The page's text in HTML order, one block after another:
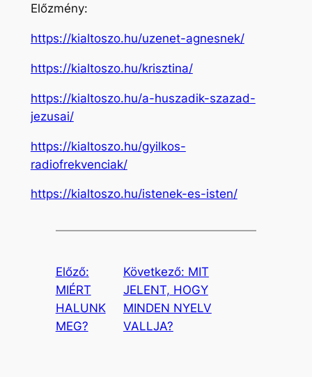
EMBED
Előzmény:
https://kialtoszo.hu/uzenet-agnesnek/
https://kialtoszo.hu/krisztina/
https://kialtoszo.hu/a-huszadik-szazad-
jezusai/
https://kialtoszo.hu/gyilkos-
radiofrekvenciak/
https://kialtoszo.hu/istenek-es-isten/
Előző:
MIÉRT
HALUNK
MEG?
Következő: MIT
JELENT, HOGY
MINDEN NYELV
VALLJA?